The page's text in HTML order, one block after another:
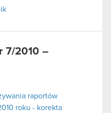
7/2010 –
raportów
roku - korekta